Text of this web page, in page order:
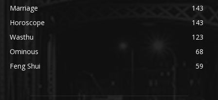
Marriage
143
Horoscope
143
Wasthu
123
Ominous
68
Feng Shui
59